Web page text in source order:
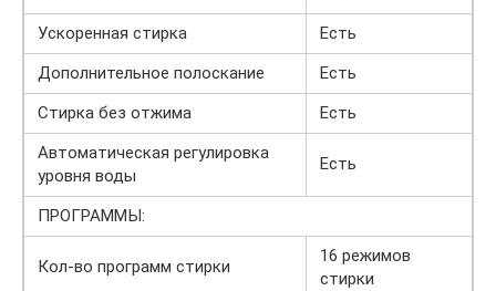
Ускоренная стирка
Есть
Дополнительное полоскание
Есть
Стирка без отжима
Есть
Автоматическая регулировка
уровня воды
Есть
ПРОГРАММЫ:
Кол-во программ стирки
16 режимов
стирки